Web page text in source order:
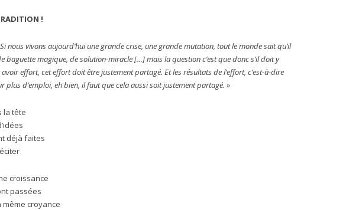
!
nous vivons aujourd’hui une grande crise, une grande mutation, tout le monde sait qu’il
baguette magique, de solution-miracle […] mais la question c’est que donc s’il doit y
effort, cet effort doit être justement partagé. Et les résultats de l’effort, c’est-à-dire
plus d’emploi, eh bien, il faut que cela aussi soit justement partagé. »
la tête
déjà faites
croissance
passées
même croyance